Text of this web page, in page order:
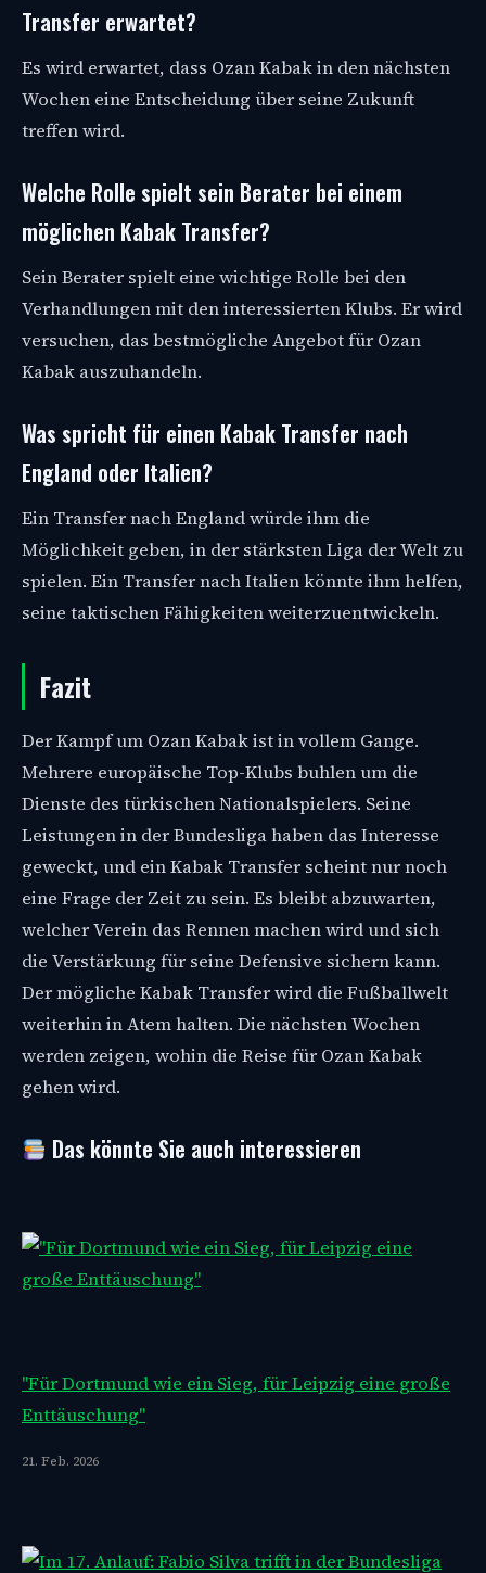
Transfer erwartet?
Es wird erwartet, dass Ozan Kabak in den nächsten
Wochen eine Entscheidung über seine Zukunft
treffen wird.
Welche Rolle spielt sein Berater bei einem
möglichen Kabak Transfer?
Sein Berater spielt eine wichtige Rolle bei den
Verhandlungen mit den interessierten Klubs. Er wird
versuchen, das bestmögliche Angebot für Ozan
Kabak auszuhandeln.
Was spricht für einen Kabak Transfer nach
England oder Italien?
Ein Transfer nach England würde ihm die
Möglichkeit geben, in der stärksten Liga der Welt zu
spielen. Ein Transfer nach Italien könnte ihm helfen,
seine taktischen Fähigkeiten weiterzuentwickeln.
Fazit
Der Kampf um Ozan Kabak ist in vollem Gange.
Mehrere europäische Top-Klubs buhlen um die
Dienste des türkischen Nationalspielers. Seine
Leistungen in der Bundesliga haben das Interesse
geweckt, und ein Kabak Transfer scheint nur noch
eine Frage der Zeit zu sein. Es bleibt abzuwarten,
welcher Verein das Rennen machen wird und sich
die Verstärkung für seine Defensive sichern kann.
Der mögliche Kabak Transfer wird die Fußballwelt
weiterhin in Atem halten. Die nächsten Wochen
werden zeigen, wohin die Reise für Ozan Kabak
gehen wird.
Das könnte Sie auch interessieren
"Für Dortmund wie ein Sieg, für Leipzig eine große
Enttäuschung"
21. Feb. 2026